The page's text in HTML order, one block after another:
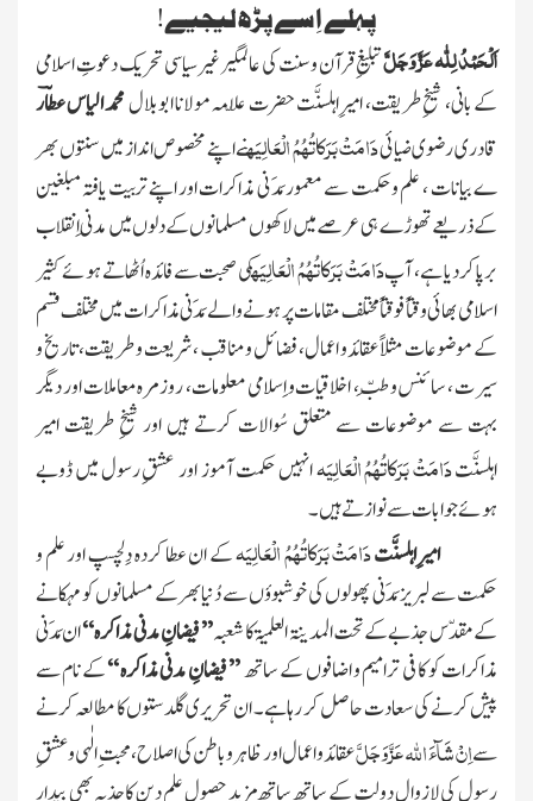
پہلے اِسے پڑھ لیجیے!
اَلْحَمْدُ لِلّٰہ عَزَّ وَجَلَّتبلیغِ قرآن وسنت کی عالمگیر غیر سیاسی تحریک دعوتِ اسلامی
کے بانی، شیخِ طریقت، امیرِاہلسنَّت حضرت علّامہ مولانا ابو بلالمحمد الیاس عطاؔر
قادری رضوی ضیائیدَامَتْ بَرَکاتُہُمُ الْعَالِیَہنے اپنے مخصوص انداز میں سنتوں بھر
ے بیانات ، علم وحکمت سے معمور مَدَ نی مذاکرات اور اپنے تربیت یافتہ مبلغین
کے ذریعے تھوڑے ہی عرصے میں لاکھوں مسلمانوں کے دلوں میں مدنی اِنقلاب
برپا کر دیا ہے، آپدَامَتْ بَرَکاتُہُمُ الْعَالِیَہکی صحبت سے فائدہ اُٹھاتے ہوئے کثیر
اسلامی بھائی وقتاً فوقتاً مختلف مقامات پر ہونے والے مَدَنی مذاکرات میں مختلف قسم
کے موضوعات مثلاً عقائدو اعمال، فضائل و مناقب ، شریعت و طریقت، تاریخ و
سیرت ، سائنس و طِبّ، اخلاقیات و اِسلامی معلومات، روزمرہ معاملات اور دیگر
بہت سے موضوعات سے متعلق سُوالات کرتے ہیں اور شیخِ طریقت امیر
اہلسنَّتدَامَتْ بَرَکاتُہُمُ الْعَالِیَہانہیں حکمت آموز اور عشقِ رسول میں ڈوبے
ہوئے جوابات سے نوازتے ہیں۔
امیرِاہلسنَّتدَامَتْ بَرَکاتُہُمُ الْعَالِیَہکے ان عطا کردہ دِلچسپ اور علم و
حکمت سے لبریز مَدَنی پھولوں کی خوشبوؤں سے دُنیا بھرکے مسلمانوں کو مہکانے
کے مقدّس جذبے کے تحت المدینۃ العلمیۃ کا شعبہ’’ فیضانِ مدنی مذاکرہ ‘‘ان مَدَنی
مذاکرات کو کافی ترامیم و اضافوں کے ساتھ’’ فیضانِ مدنی مذاکرہ ‘‘کے نام سے
پیش کرنے کی سعادت حاصل کر رہا ہے۔ ان تحریری گلدستوں کا مطالعہ کرنے
سےاِنْ شَآءَاللہعَزَّ وَجَلَّعقائد و اعمال اور ظاہر و باطن کی اصلاح، محبت ِالٰہیو عشقِ
رسولکی لازوال دولت کے ساتھ ساتھ مزید حصولِ علمِ دین کا جذبہ بھی بیدار